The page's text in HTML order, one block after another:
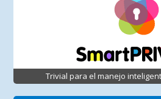
Trivial para el manejo